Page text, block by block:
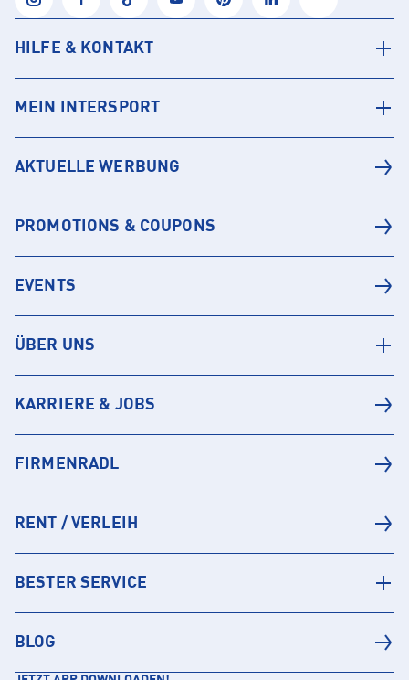
HILFE & KONTAKT
MEIN INTERSPORT
AKTUELLE WERBUNG
PROMOTIONS & COUPONS
EVENTS
ÜBER UNS
KARRIERE & JOBS
FIRMENRADL
RENT / VERLEIH
BESTER SERVICE
BLOG